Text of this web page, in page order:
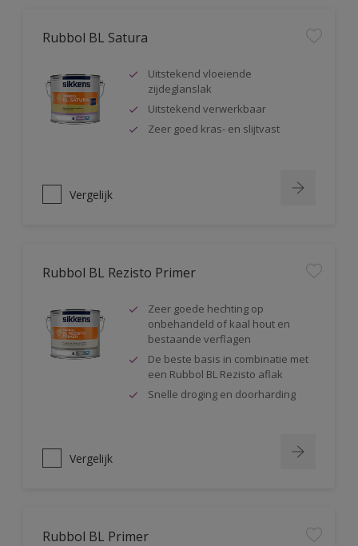
Rubbol BL Satura
Uitstekend vloeiende
zijdeglanslak
Uitstekend verwerkbaar
Zeer goed kras- en slijtvast
Vergelijk
Rubbol BL Rezisto Primer
Zeer goede hechting op
onbehandeld of kaal hout en
bestaande verflagen
De beste basis in combinatie met
een Rubbol BL Rezisto aflak
Snelle droging en doorharding
Vergelijk
Rubbol BL Primer